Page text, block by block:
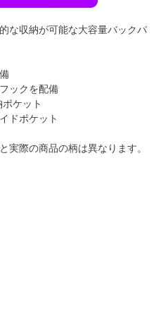
な収納が可能な大容量バックパ
ックを配備
ケット
ドポケット
際の商品の柄は異なります。